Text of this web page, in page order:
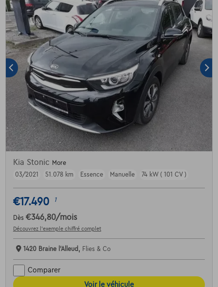
Kia Stonic More
03/2021
51.078 km Essence Manuelle 74 kW ( 101 CV )
€17.490 1
Dès €346,80/mois
Découvrez l’exemple chiffré complet
1420 Braine l'Alleud, Flies & Co
Comparer
Voir le véhicule